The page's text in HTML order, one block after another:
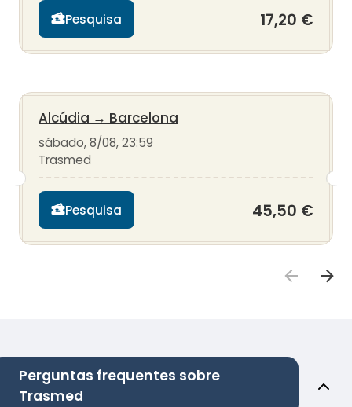
Pesquisa 17,20 €
Alcúdia → Barcelona
sábado, 8/08, 23:59
Trasmed
Pesquisa 45,50 €
Perguntas frequentes sobre
Trasmed